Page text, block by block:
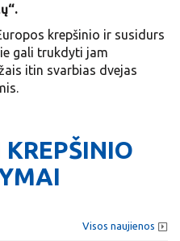
krepšinio ir susidurs
gali trukdyti jam
itin svarbias dvejas
Visos naujienos